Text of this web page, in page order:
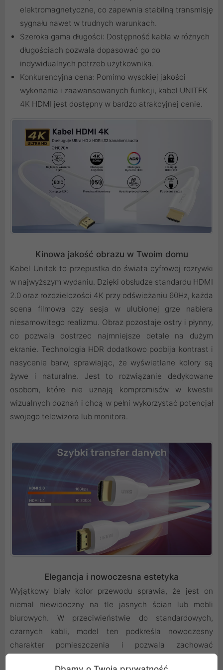
elektromagnetyczne, co zapewnia stabilną transmisję
sygnału nawet w trudnych warunkach.
Szeroka gama długości: Dostępność kabla w różnych
długościach pozwala dopasować go do
indywidualnych potrzeb użytkownika.
Konkurencyjna cena: Pomimo wysokiej jakości
wykonania i zaawansowanych funkcji, kabel UNITEK
4K HDMI jest dostępny w bardzo atrakcyjnej cenie.
Kinowa jakość obrazu w Twoim domu
Kabel Unitek to przepustka do świata cyfrowej rozrywki
w najwyższym wydaniu. Dzięki obsłudze standardu HDMI
2.0 oraz rozdzielczości 4K przy odświeżaniu 60Hz, każda
scena filmowa czy sesja w ulubionej grze nabiera
niesamowitego realizmu. Obraz pozostaje ostry i płynny,
co pozwala dostrzec najmniejsze detale na dużym
ekranie. Technologia HDR dodatkowo podbija kontrast i
nasycenie barw, sprawiając, że wyświetlane kolory są
żywe i naturalne. Jest to rozwiązanie dedykowane
osobom, które nie uznają kompromisów w kwestii
wizualnych doznań i chcą w pełni wykorzystać potencjał
swojego telewizora lub monitora.
Elegancja i nowoczesna estetyka
Wyjątkowy biały kolor przewodu sprawia, że jest on
niemal niewidoczny na tle jasnych ścian lub mebli
biurowych. W przeciwieństwie do standardowych,
czarnych kabli, model ten podkreśla nowoczesny
charakter pomieszczenia i pozwala zachować